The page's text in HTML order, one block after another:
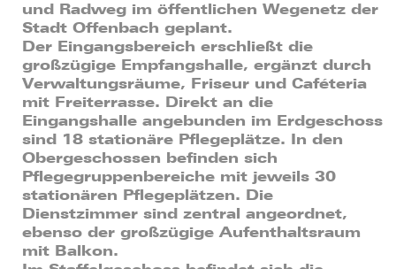
und Radweg im öffentlichen Wegenetz der
Stadt Offenbach geplant.
Der Eingangsbereich erschließt die
großzügige Empfangshalle, ergänzt durch
Verwaltungsräume, Friseur und Caféteria
mit Freiterrasse. Direkt an die
Eingangshalle angebunden im Erdgeschoss
sind 18 stationäre Pflegeplätze. In den
Obergeschossen befinden sich
Pflegegruppenbereiche mit jeweils 30
stationären Pflegeplätzen. Die
Dienstzimmer sind zentral angeordnet,
ebenso der großzügige Aufenthaltsraum
mit Balkon.